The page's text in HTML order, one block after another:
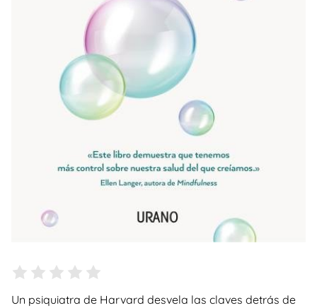
Un psiquiatra de Harvard desvela las claves detrás de